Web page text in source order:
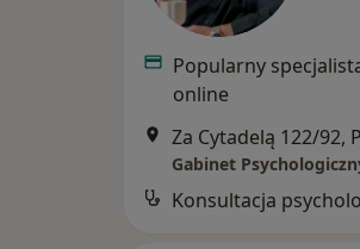
Popularny
online
Za Cytadelą 122/92,
Gabinet